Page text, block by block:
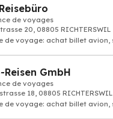
de voyages
20, 08805 RICHTERSWIL
de voyage: achat billet avion,
Reisen GmbH
de voyages
18, 08805 RICHTERSWIL
de voyage: achat billet avion,